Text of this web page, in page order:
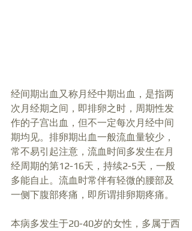
经间期出血又称月经中期出血，是指两
次月经期之间，即排卵之时，周期性发
作的子宫出血，但不一定每次月经中间
期均见。排卵期出血一般流血量较少，
常不易引起注意，流血时间多发生在月
经周期的第12-16天，持续2-5天，一般
多能自止。流血时常伴有轻微的腰部及
一侧下腹部疼痛，即所谓排卵期疼痛。
本病多发生于20-40岁的女性，多属于西